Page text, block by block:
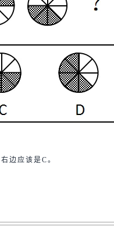
边应该是C。